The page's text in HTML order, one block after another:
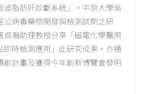
波脂肪肝診斷系統」。中原大學吳
公病毒藥物開發與檢測試劑之研
貞瀚助理教授分享「磁電化學醫用
即時檢測應用」此研究成果，亦通
創計畫及獲得今年創新博覽會發明